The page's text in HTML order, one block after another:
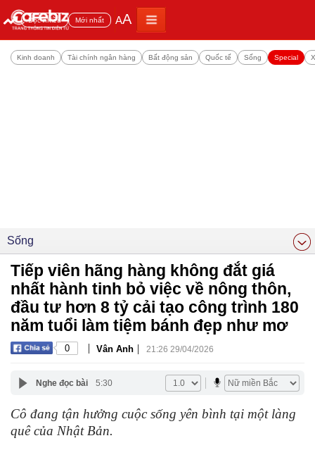
Đọc nhiều Mới nhất AA
Kinh doanh Tài chính ngân hàng Bất động sản Quốc tế Sống Special
Sống
Tiếp viên hãng hàng không đắt giá
nhất hành tinh bỏ việc về nông thôn,
đầu tư hơn 8 tỷ cải tạo công trình 180
năm tuổi làm tiệm bánh đẹp như mơ
0 | Vân Anh | 21:26 29/04/2026
Nghe đọc bài 5:30
Cô đang tận hưởng cuộc sống yên bình tại một làng
quê của Nhật Bản.